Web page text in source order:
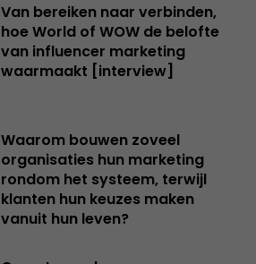
Van bereiken naar verbinden,
hoe World of WOW de belofte
van influencer marketing
waarmaakt [interview]
Waarom bouwen zoveel
organisaties hun marketing
rondom het systeem, terwijl
klanten hun keuzes maken
vanuit hun leven?